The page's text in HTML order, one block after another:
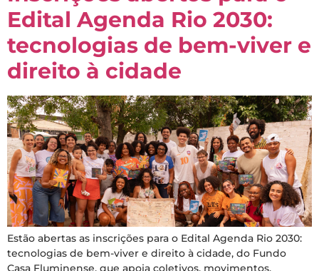
Edital Agenda Rio 2030:
tecnologias de bem-viver e
direito à cidade
Estão abertas as inscrições para o Edital Agenda Rio 2030:
tecnologias de bem-viver e direito à cidade, do Fundo
Casa Fluminense, que apoia coletivos, movimentos,